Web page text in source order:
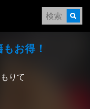
お得！
りて